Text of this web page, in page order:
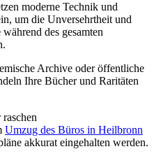
moderne Technik und
um die Unversehrtheit und
während des gesamten
Archive oder öffentliche
Ihre Bücher und Raritäten
Umzug des Büros in Heilbronn
akkurat eingehalten werden.